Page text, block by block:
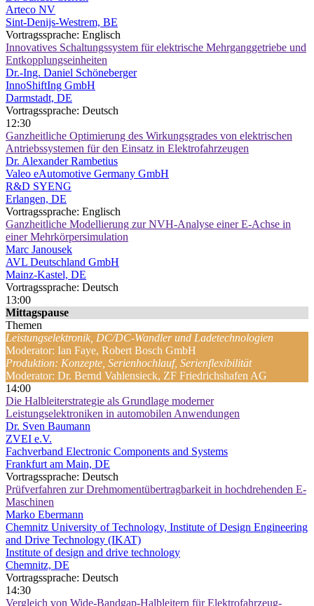
Arteco NV
Sint-Denijs-Westrem, BE
Vortragssprache: Englisch
Innovatives Schaltungssystem für elektrische Mehrganggetriebe und
Entkopplungseinheiten
Dr.-Ing. Daniel Schöneberger
InnoShiftIng GmbH
Darmstadt, DE
Vortragssprache: Deutsch
12:30
Ganzheitliche Optimierung des Wirkungsgrades von elektrischen
Antriebssystemen für den Einsatz in Elektrofahrzeugen
Dr. Alexander Rambetius
Valeo eAutomotive Germany GmbH
R&D SYENG
Erlangen, DE
Vortragssprache: Englisch
Ganzheitliche Modellierung zur NVH-Analyse einer E-Achse in
einer Mehrkörpersimulation
Marc Janousek
AVL Deutschland GmbH
Mainz-Kastel, DE
Vortragssprache: Deutsch
13:00
Mittagspause
Themen
Leistungselektronik, DC/DC-Wandler und Ladetechnologien
Moderator: Ian Faye, Robert Bosch GmbH
Produktion: Konzepte, Serienhochlauf, Serienflexibilität
Moderator: Dr. Bernd Vahlensieck, ZF Friedrichshafen AG
14:00
Die Halbleiterstrategie als Grundlage moderner
Leistungselektroniken in automobilen Anwendungen
Dr. Sven Baumann
ZVEI e.V.
Fachverband Electronic Components and Systems
Frankfurt am Main, DE
Vortragssprache: Deutsch
Prüfverfahren zur Drehmomentübertragbarkeit in hochdrehenden E-
Maschinen
Marko Ebermann
Chemnitz University of Technology, Institute of Design Engineering
and Drive Technology (IKAT)
Institute of design and drive technology
Chemnitz, DE
Vortragssprache: Deutsch
14:30
Vergleich von Wide-Bandgap-Halbleitern für Elektrofahrzeug-